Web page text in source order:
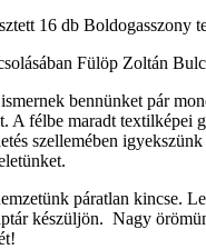
16 db Boldogasszony
Fülöp Zoltán
bennünket pár
A félbe maradt textilképei
szellemében
páratlan kincse.
készüljön. Nagy